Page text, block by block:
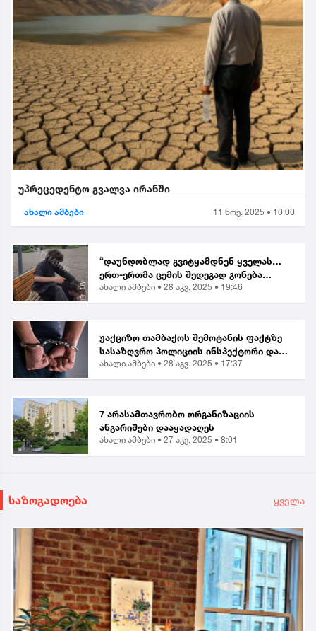
უპრეცედენტო გვალვა ირანში
ახალი ამბები 11 ნოე. 2025 • 10:00
“დაუნდობლად გვიტყამდნენ ყველას…
ერთ-ერთმა ცემის შედეგად გონება
დაკარგა” | მოქალაქე ბათუმში მომხდარ
ახალი ამბები • 28 აგვ. 2025 • 19:46
უაქციზო თამბაქოს შემოტანის ფაქტზე
სასაზღვრო პოლიციის ინსპექტორი და
ერთი პირი დააკავეს
ახალი ამბები • 28 აგვ. 2025 • 17:37
7 არასამთავრობო ორგანიზაციის
ანგარიშები დააყადაღეს
ახალი ამბები • 27 აგვ. 2025 • 8:01
საზოგადოება ყველა